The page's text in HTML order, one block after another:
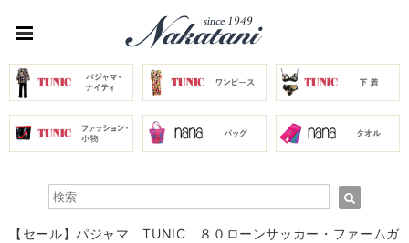
【セール】パジャマ TUNIC ８０ローンサッカー・ファームガ